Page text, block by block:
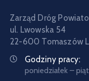
Zarząd Dróg
ul. Lwowska 54
22-600 Tomaszów
Godziny pracy:
poniedziałek –